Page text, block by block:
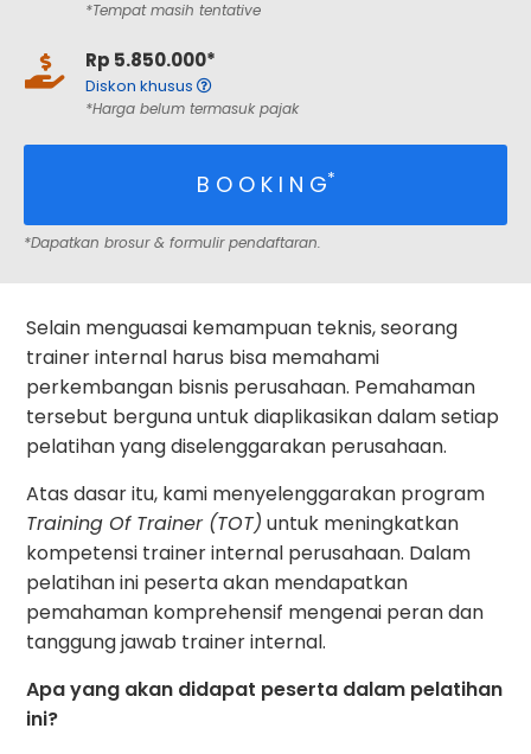
*Tempat masih tentative
Rp 5.850.000*
Diskon khusus
*Harga belum termasuk pajak
B O O K I N G*
*Dapatkan brosur & formulir pendaftaran.
Selain menguasai kemampuan teknis, seorang
trainer internal harus bisa memahami
perkembangan bisnis perusahaan. Pemahaman
tersebut berguna untuk diaplikasikan dalam setiap
pelatihan yang diselenggarakan perusahaan.
Atas dasar itu, kami menyelenggarakan program
Training Of Trainer (TOT) untuk meningkatkan
kompetensi trainer internal perusahaan. Dalam
pelatihan ini peserta akan mendapatkan
pemahaman komprehensif mengenai peran dan
tanggung jawab trainer internal.
Apa yang akan didapat peserta dalam pelatihan
ini?